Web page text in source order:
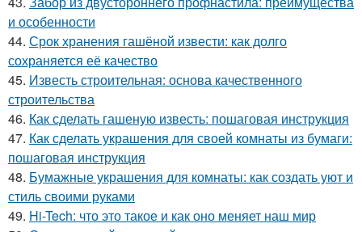
и особенности
44. Срок хранения гашёной извести: как долго
сохраняется её качество
45. Известь строительная: основа качественного
строительства
46. Как сделать гашеную известь: пошаговая инструкция
47. Как сделать украшения для своей комнаты из бумаги:
пошаговая инструкция
48. Бумажные украшения для комнаты: как создать уют и
стиль своими руками
49. Hi-Tech: что это такое и как оно меняет наш мир